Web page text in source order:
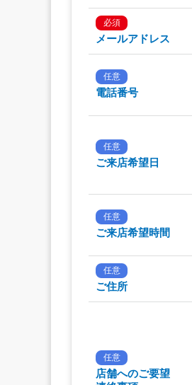
必須
メールアドレス
任意
電話番号
任意
ご来店希望日
任意
ご来店希望時間
任意
ご住所
任意
店舗へのご要望